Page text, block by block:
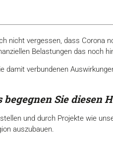
nicht vergessen, dass Corona
Belastungen das noch
verbundenen
begegnen Sie diesen
und durch Projekte wie
auszubauen.